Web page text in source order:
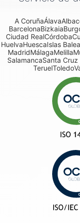
A CoruñaÁlava
BarcelonaBizkaia
Ciudad RealCórdoba
HuelvaHuescaIslas
MadridMálagaMelilla
SalamancaSanta
TeruelToledo